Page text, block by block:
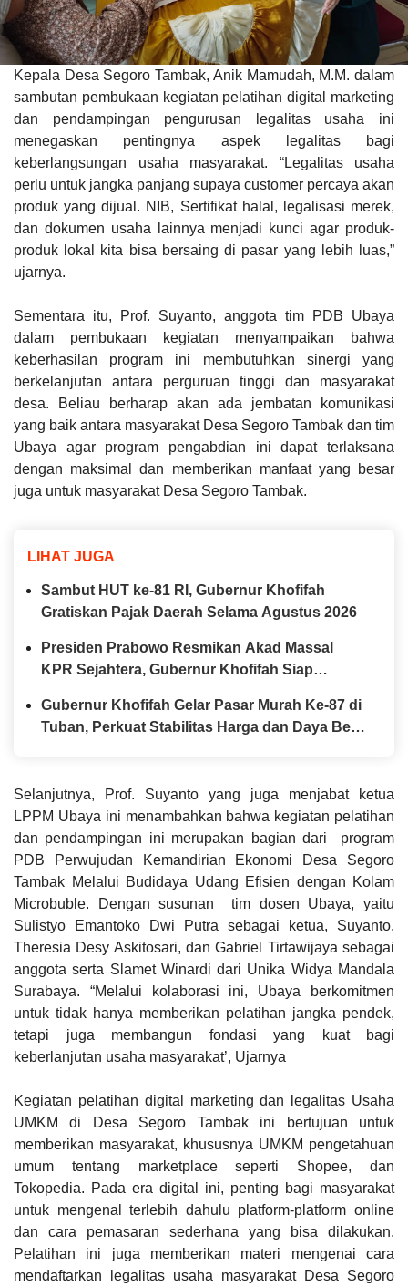
Kepala Desa Segoro Tambak, Anik Mamudah, M.M. dalam
sambutan pembukaan kegiatan pelatihan digital marketing
dan pendampingan pengurusan legalitas usaha ini
menegaskan pentingnya aspek legalitas bagi
keberlangsungan usaha masyarakat. “Legalitas usaha
perlu untuk jangka panjang supaya customer percaya akan
produk yang dijual. NIB, Sertifikat halal, legalisasi merek,
dan dokumen usaha lainnya menjadi kunci agar produk-
produk lokal kita bisa bersaing di pasar yang lebih luas,”
ujarnya.
Sementara itu, Prof. Suyanto, anggota tim PDB Ubaya
dalam pembukaan kegiatan menyampaikan bahwa
keberhasilan program ini membutuhkan sinergi yang
berkelanjutan antara perguruan tinggi dan masyarakat
desa. Beliau berharap akan ada jembatan komunikasi
yang baik antara masyarakat Desa Segoro Tambak dan tim
Ubaya agar program pengabdian ini dapat terlaksana
dengan maksimal dan memberikan manfaat yang besar
juga untuk masyarakat Desa Segoro Tambak.
LIHAT JUGA
Sambut HUT ke-81 RI, Gubernur Khofifah
Gratiskan Pajak Daerah Selama Agustus 2026
Presiden Prabowo Resmikan Akad Massal
KPR Sejahtera, Gubernur Khofifah Siap
Jawa Timur
Gubernur Khofifah Gelar Pasar Murah Ke-87 di
Tuban, Perkuat Stabilitas Harga dan Daya Beli
Selanjutnya, Prof. Suyanto yang juga menjabat ketua
LPPM Ubaya ini menambahkan bahwa kegiatan pelatihan
dan pendampingan ini merupakan bagian dari program
PDB Perwujudan Kemandirian Ekonomi Desa Segoro
Tambak Melalui Budidaya Udang Efisien dengan Kolam
Microbuble. Dengan susunan tim dosen Ubaya, yaitu
Sulistyo Emantoko Dwi Putra sebagai ketua, Suyanto,
Theresia Desy Askitosari, dan Gabriel Tirtawijaya sebagai
anggota serta Slamet Winardi dari Unika Widya Mandala
Surabaya. “Melalui kolaborasi ini, Ubaya berkomitmen
untuk tidak hanya memberikan pelatihan jangka pendek,
tetapi juga membangun fondasi yang kuat bagi
keberlanjutan usaha masyarakat’, Ujarnya
Kegiatan pelatihan digital marketing dan legalitas Usaha
UMKM di Desa Segoro Tambak ini bertujuan untuk
memberikan masyarakat, khususnya UMKM pengetahuan
umum tentang marketplaceseperti Shopee, dan
Tokopedia. Pada era digital ini, penting bagi masyarakat
untuk mengenal terlebih dahulu platform-platform online
dan cara pemasaran sederhana yang bisa dilakukan.
Pelatihan ini juga memberikan materi mengenai cara
mendaftarkan legalitas usaha masyarakat Desa Segoro